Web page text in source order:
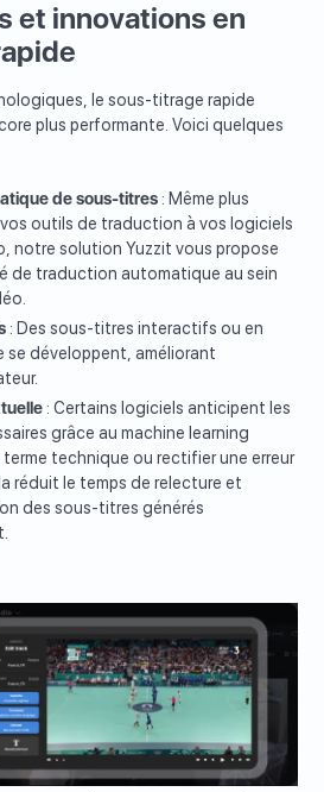
et innovations en
le sous-titrage rapide
plus performante. Voici quelques
de sous-titres : Même plus
outils de traduction à vos logiciels
notre solution Yuzzit vous propose
de traduction automatique au sein
: Des sous-titres interactifs ou en
se développent, améliorant
: Certains logiciels anticipent les
grâce au machine learning
technique ou rectifier une erreur
réduit le temps de relecture et
des sous-titres générés